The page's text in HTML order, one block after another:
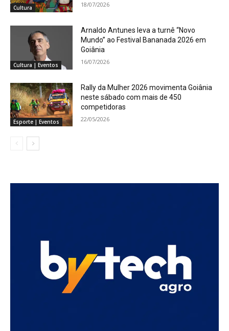
Cultura 18/07/2026
Cultura | Eventos
Arnaldo Antunes leva a turnê “Novo
Mundo” ao Festival Bananada 2026 em
Goiânia
16/07/2026
Esporte | Eventos
Rally da Mulher 2026 movimenta Goiânia
neste sábado com mais de 450
competidoras
22/05/2026